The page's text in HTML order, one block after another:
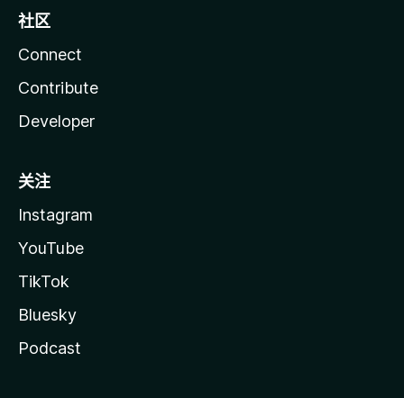
社区
Connect
Contribute
Developer
关注
Instagram
YouTube
TikTok
Bluesky
Podcast